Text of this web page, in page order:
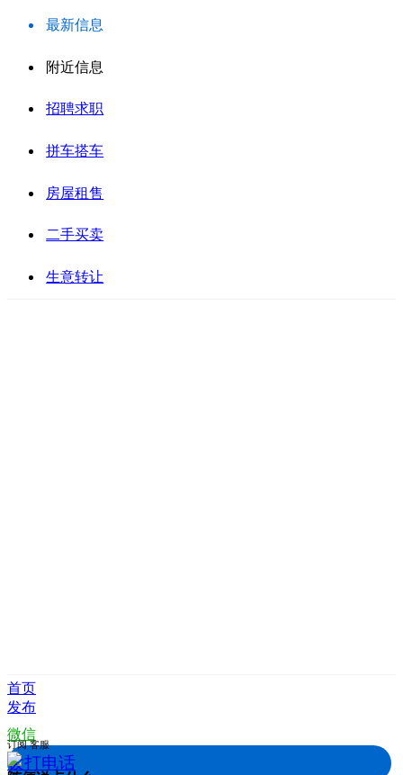
最新信息
附近信息
招聘求职
拼车搭车
房屋租售
二手买卖
生意转让
首页
发布
微信
拨打电话
订阅 客服